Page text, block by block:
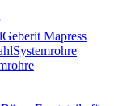
Geberit Mapress
Systemrohre